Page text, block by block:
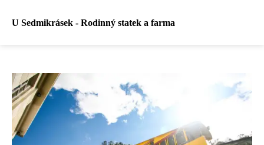
U Sedmikrásek - Rodinný statek a farma